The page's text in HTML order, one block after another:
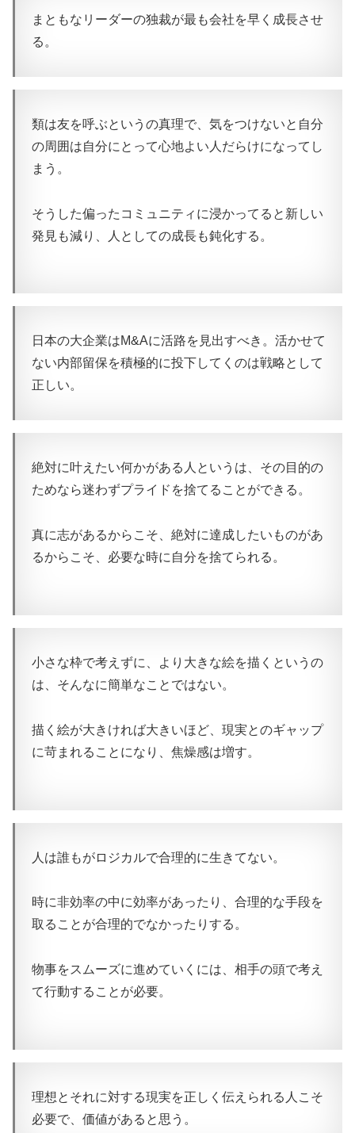
まともなリーダーの独裁が最も会社を早く成長させ
る。
類は友を呼ぶというの真理で、気をつけないと自分
の周囲は自分にとって心地よい人だらけになってし
まう。
そうした偏ったコミュニティに浸かってると新しい
発見も減り、人としての成長も鈍化する。
日本の大企業はM&Aに活路を見出すべき。活かせて
ない内部留保を積極的に投下してくのは戦略として
正しい。
絶対に叶えたい何かがある人というは、その目的の
ためなら迷わずプライドを捨てることができる。
真に志があるからこそ、絶対に達成したいものがあ
るからこそ、必要な時に自分を捨てられる。
小さな枠で考えずに、より大きな絵を描くというの
は、そんなに簡単なことではない。
描く絵が大きければ大きいほど、現実とのギャップ
に苛まれることになり、焦燥感は増す。
人は誰もがロジカルで合理的に生きてない。
時に非効率の中に効率があったり、合理的な手段を
取ることが合理的でなかったりする。
物事をスムーズに進めていくには、相手の頭で考え
て行動することが必要。
理想とそれに対する現実を正しく伝えられる人こそ
必要で、価値があると思う。